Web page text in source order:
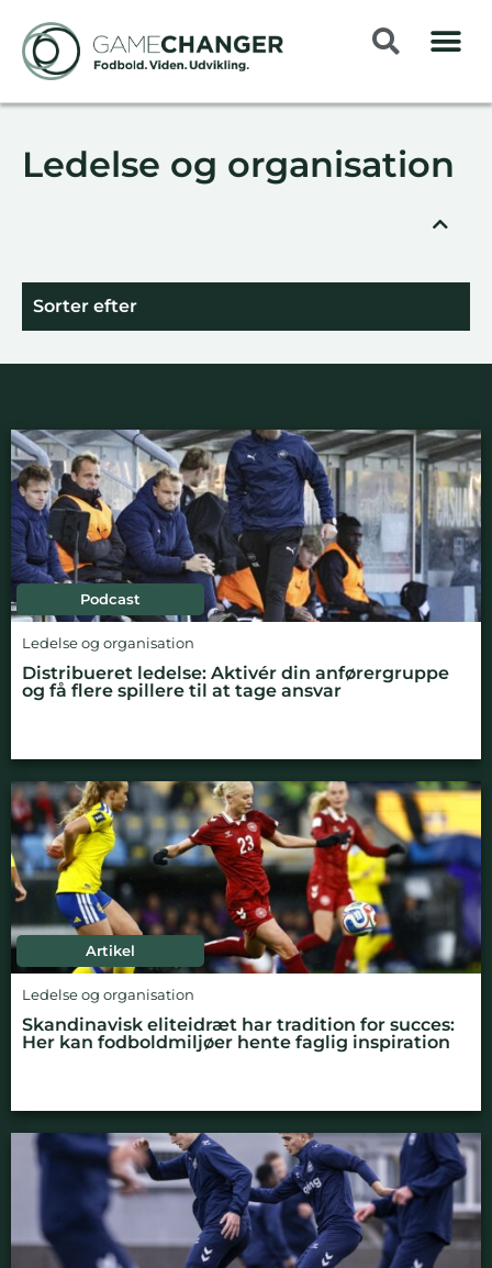
Ledelse og organisation
Sorter efter
Podcast
Ledelse og organisation
Distribueret ledelse: Aktivér din anførergruppe
og få flere spillere til at tage ansvar
Artikel
Ledelse og organisation
Skandinavisk eliteidræt har tradition for succes:
Her kan fodboldmiljøer hente faglig inspiration